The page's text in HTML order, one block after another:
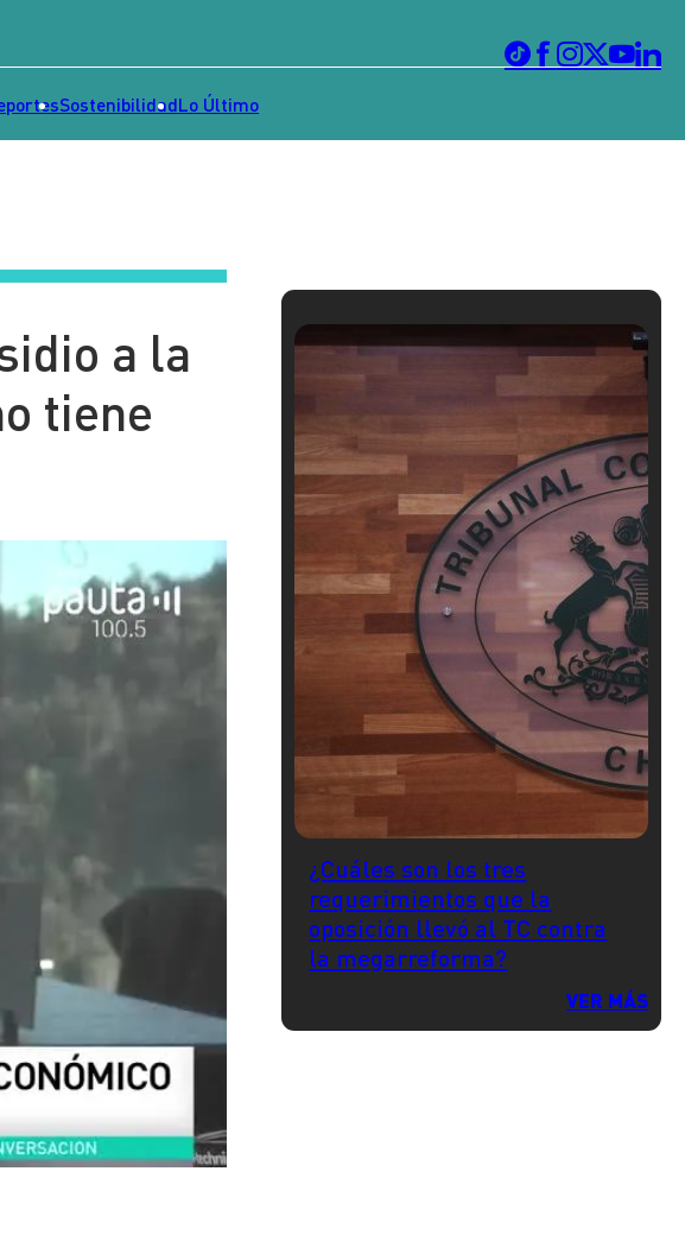
SostenibilidadLo Último
a la
tiene
¿Cuáles son los tres
requerimientos que la
oposición llevó al TC contra
la megarreforma?
VER MÁS